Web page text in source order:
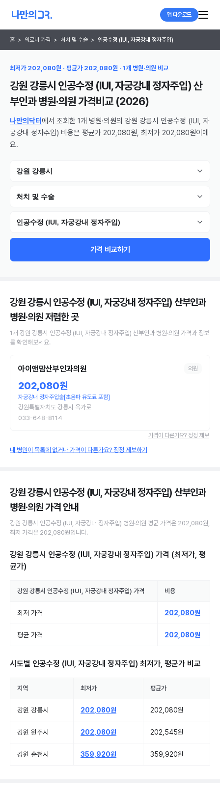
앱 다운로드
홈 > 의료비 가격 > 처치 및 수술 > 인공수정 (IUI, 자궁강내 정자주입)
최저가 202,080원 · 평균가 202,080원 · 1개 병원·의원 비교
강원 강릉시 인공수정 (IUI, 자궁강내 정자주입) 산
부인과 병원·의원가격비교 (2026)
나만의닥터 에서 조회한 1개 병원·의원의 강원 강릉시 인공수정 (IUI, 자
궁강내 정자주입) 비용은 평균가 202,080원, 최저가 202,080원이에
요.
강원 강릉시
처치 및 수술
인공수정 (IUI, 자궁강내 정자주입)
가격 비교하기
강원 강릉시 인공수정 (IUI, 자궁강내 정자주입) 산부인과
병원·의원저렴한 곳
1개 강원 강릉시 인공수정 (IUI, 자궁강내 정자주입) 산부인과 병원·의원 가격과 정보
를 확인해보세요.
아이앤맘산부인과의원 의원
202,080원
자궁강내 정자주입술[초음파 유도료 포함]
강원특별자치도 강릉시 옥가로
033-648-8114
가격이 다른가요? 정정 제보
내 병원이 목록에 없거나 가격이 다른가요? 정정 제보하기
강원 강릉시 인공수정 (IUI, 자궁강내 정자주입) 산부인과
병원·의원가격 안내
강원 강릉시 인공수정 (IUI, 자궁강내 정자주입) 병원·의원 평균 가격은 202,080원
최저 가격은 202,080원입니다.
강원 강릉시 인공수정 (IUI, 자궁강내 정자주입) 가격 (최저가, 평
균가)
강원 강릉시 인공수정 (IUI, 자궁강내 정자주입) 가격 비용
최저 가격 202,080원
평균 가격 202,080원
시도별 인공수정 (IUI, 자궁강내 정자주입) 최저가, 평균가 비교
지역 최저가 평균가
강원 강릉시 202,080원 202,080원
강원 원주시 202,080원 202,545원
강원 춘천시 359,920원 359,920원